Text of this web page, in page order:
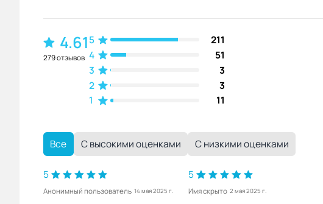
4.61
279 отзывов
5
211
4
51
3
3
2
3
1
11
Все С высокими оценками С низкими оценками
5
Анонимный пользователь 14 мая 2025 г.
5
Имя скрыто 2 мая 2025 г.